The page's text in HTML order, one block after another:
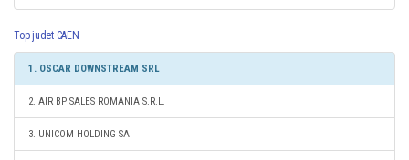
Top judet CAEN
1. OSCAR DOWNSTREAM SRL
2. AIR BP SALES ROMANIA S.R.L.
3. UNICOM HOLDING SA